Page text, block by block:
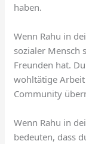
haben.
Wenn Rahu in
sozialer Mensch
Freunden hat.
wohltätige
Community
Wenn Rahu in
bedeuten, dass